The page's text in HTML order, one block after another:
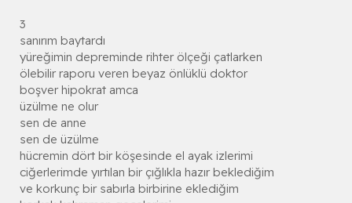
3
sanırım baytardı
yüreğimin depreminde rihter ölçeği çatlarken
ölebilir raporu veren beyaz önlüklü doktor
boşver hipokrat amca
üzülme ne olur
sen de anne
sen de üzülme
hücremin dört bir köşesinde el ayak izlerimi
ciğerlerimde yırtılan bir çığlıkla hazır beklediğim
ve korkunç bir sabırla birbirine eklediğim